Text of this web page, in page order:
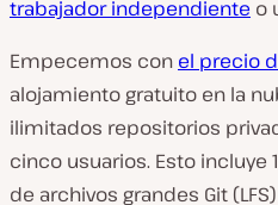
trabajador independiente o
Empecemos con el precio
alojamiento gratuito en la
ilimitados repositorios
cinco usuarios. Esto incluye
de archivos grandes Git